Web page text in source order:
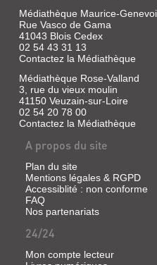
YOUPI
(REVUE)
DOC
Revue
Pascal
Bayard
Presse
Médiathèque Maurice-
Rue Vasco de Gama
41043 Blois Cedex
02 54 43 31 13
Contactez la Médiathèque
Médiathèque Rose-Valland
3, rue du vieux moulin
41150 Veuzain-sur-Loire
02 54 20 78 00
Contactez la Médiathèque
A propos du site
Plan du site
Mentions légales & RGPD
Accessiblité : non conforme
FAQ
Nos partenariats
24/24
Mon compte lecteur